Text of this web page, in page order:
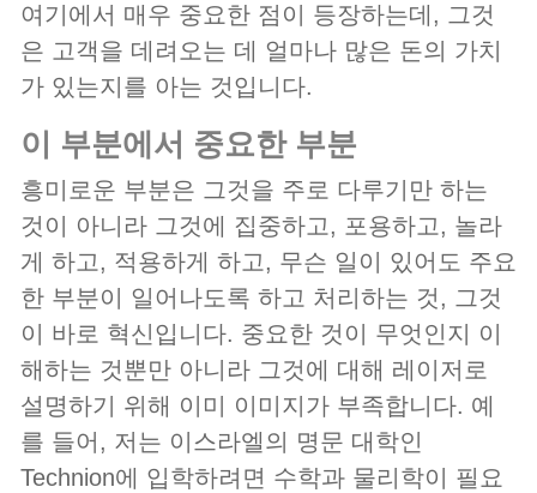
여기에서 매우 중요한 점이 등장하는데, 그것
은 고객을 데려오는 데 얼마나 많은 돈의 가치
가 있는지를 아는 것입니다.
이 부분에서 중요한 부분
흥미로운 부분은 그것을 주로 다루기만 하는
것이 아니라 그것에 집중하고, 포용하고, 놀라
게 하고, 적용하게 하고, 무슨 일이 있어도 주요
한 부분이 일어나도록 하고 처리하는 것, 그것
이 바로 혁신입니다. 중요한 것이 무엇인지 이
해하는 것뿐만 아니라 그것에 대해 레이저로
설명하기 위해 이미 이미지가 부족합니다. 예
를 들어, 저는 이스라엘의 명문 대학인
Technion에 입학하려면 수학과 물리학이 필요